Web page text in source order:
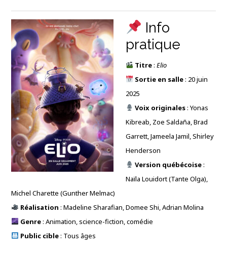
Info
pratique
Titre:Elio
Sortie en salle: 20 juin
2025
Voix originales: Yonas
Kibreab, Zoe Saldaña, Brad
Garrett, Jameela Jamil, Shirley
Henderson
Version québécoise:
Naïla Louidort (Tante Olga),
Michel Charette (Gunther Melmac)
Réalisation : Madeline Sharafian, Domee Shi, Adrian Molina
Genre: Animation, science-fiction, comédie
Public cible: Tous âges